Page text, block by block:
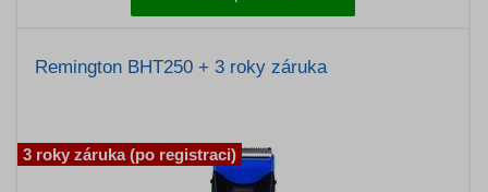
Remington BHT250 + 3 roky záruka
3 roky záruka (po registraci)